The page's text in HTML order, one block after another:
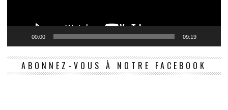
00:00 09:19
ABONNEZ-VOUS À NOTRE FACEBOOK